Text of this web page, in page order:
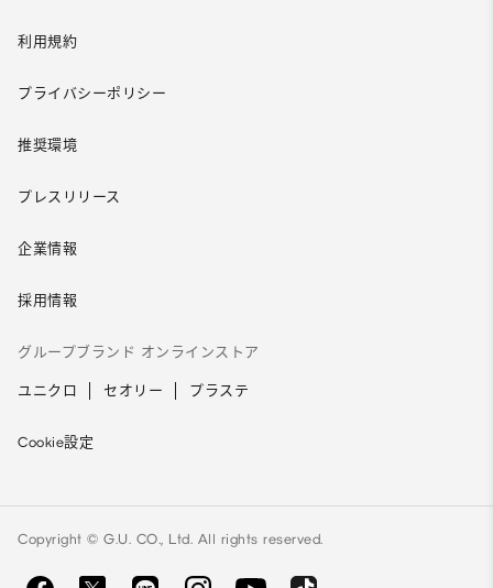
利用規約
プライバシーポリシー
推奨環境
プレスリリース
企業情報
採用情報
グループブランド オンラインストア
ユニクロ セオリー プラステ
Cookie設定
Copyright © G.U. CO., Ltd. All rights reserved.